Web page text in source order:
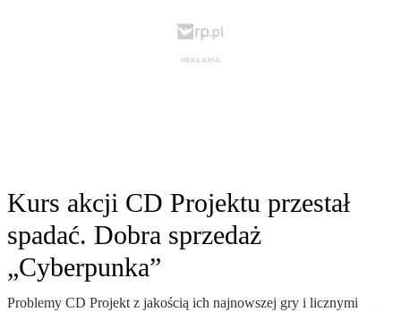
Kurs akcji CD Projektu przestał
spadać. Dobra sprzedaż
„Cyberpunka”
Problemy CD Projekt z jakością ich najnowszej gry i licznymi